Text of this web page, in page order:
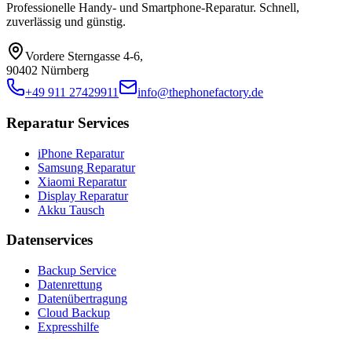
Professionelle Handy- und Smartphone-Reparatur. Schnell,
zuverlässig und günstig.
Vordere Sterngasse 4-6,
90402 Nürnberg
+49 911 27429911
info@thephonefactory.de
Reparatur Services
iPhone Reparatur
Samsung Reparatur
Xiaomi Reparatur
Display Reparatur
Akku Tausch
Datenservices
Backup Service
Datenrettung
Datenübertragung
Cloud Backup
Expresshilfe